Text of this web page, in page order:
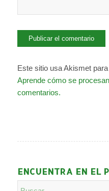
Este sitio usa Akismet
Aprende cómo se
comentarios.
ENCUENTRA EN EL